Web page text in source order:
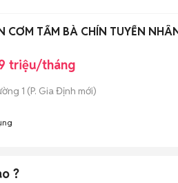
CƠM TẤM BÀ CHÍN TUYỂN
triệu/tháng
1 (P. Gia Định mới)
?